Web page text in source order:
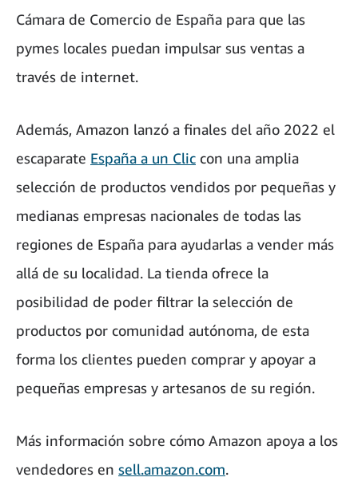
Cámara de Comercio de España para que las
pymes locales puedan impulsar sus ventas a
través de internet.
Además, Amazon lanzó a finales del año 2022 el
escaparate España a un Clic con una amplia
selección de productos vendidos por pequeñas y
medianas empresas nacionales de todas las
regiones de España para ayudarlas a vender más
allá de su localidad. La tienda ofrece la
posibilidad de poder filtrar la selección de
productos por comunidad autónoma, de esta
forma los clientes pueden comprar y apoyar a
pequeñas empresas y artesanos de su región.
Más información sobre cómo Amazon apoya a los
vendedores en sell.amazon.com.